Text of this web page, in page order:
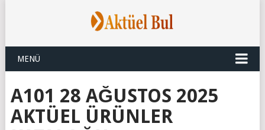
MENÜ
A101 28 AĞUSTOS 2025
AKTÜEL ÜRÜNLER